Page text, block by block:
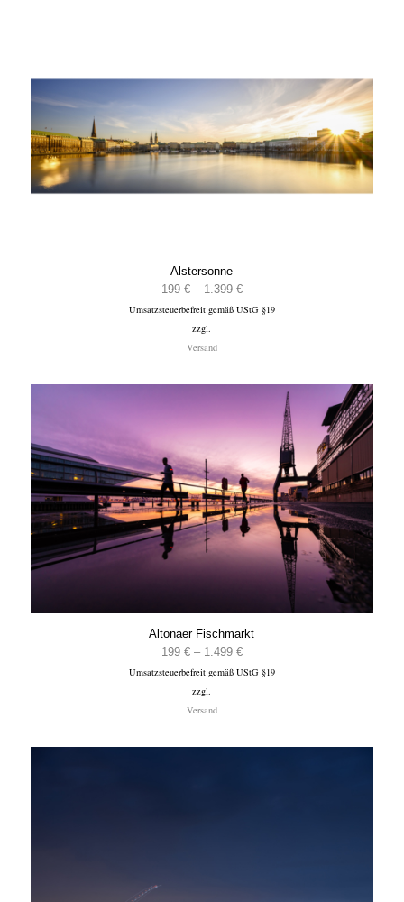
Alstersonne
199 € – 1.399 €Preisspanne:
199 €
Umsatzsteuerbefreit gemäß UStG §19
zzgl.
Versand
Altonaer Fischmarkt
199 € – 1.499 €Preisspanne:
199 €
Umsatzsteuerbefreit gemäß UStG §19
zzgl.
Versand